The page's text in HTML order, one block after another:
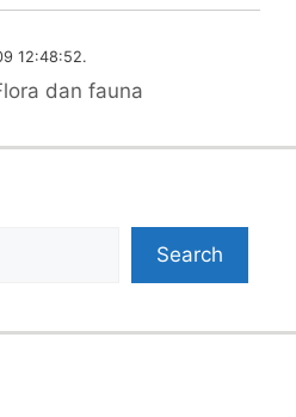
12:48:52.
dan fauna
Search